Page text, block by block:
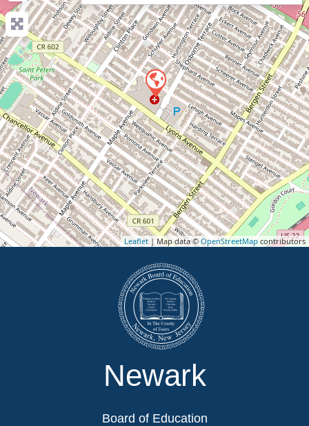
Leaflet| Map data ©OpenStreetMapcontributors
Newark
Board of Education